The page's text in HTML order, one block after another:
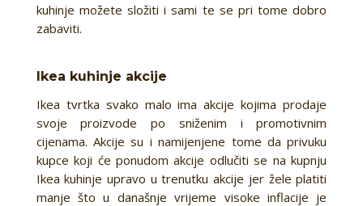
kuhinje možete složiti i sami te se pri tome dobro
zabaviti.
Ikea kuhinje akcije
Ikea tvrtka svako malo ima akcije kojima prodaje
svoje proizvode po sniženim i promotivnim
cijenama. Akcije su i namijenjene tome da privuku
kupce koji će ponudom akcije odlučiti se na kupnju
Ikea kuhinje upravo u trenutku akcije jer žele platiti
manje što u današnje vrijeme visoke inflacije je